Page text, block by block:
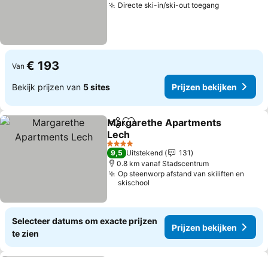
Directe ski-in/ski-out toegang
Van € 193
Bekijk prijzen van 5 sites Prijzen bekijken
DelenToevoegen aan favorieten
Margarethe Apartments
Lech
4 Sterren
9,5 Uitstekend
131
0.8 km vanaf Stadscentrum
Op steenworp afstand van skiliften en
skischool
Selecteer datums om exacte prijzen
te zien
Prijzen bekijken